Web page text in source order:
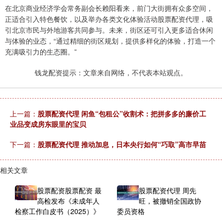
在北京商业经济学会常务副会长赖阳看来，前门大街拥有众多空间，
正适合引入特色餐饮，以及举办各类文化体验活动股票配资代理，吸
引北京市民与外地游客共同参与。未来，街区还可引入更多适合休闲
与体验的业态，“通过精细的街区规划，提供多样化的体验，打造一个
充满吸引力的生态圈。”
钱龙配资提示：文章来自网络，不代表本站观点。
上一篇： 股票配资代理 闲鱼“包租公”收割术：把拼多多的廉价工
业品变成房东眼里的宝贝
下一篇： 股票配资代理 推动加息，日本央行如何“巧取”高市早苗
相关文章
股票配资股票配资 最
高检发布《未成年人
检察工作白皮书（2025）》
股票配资代理 周先
旺，被撤销全国政协
委员资格